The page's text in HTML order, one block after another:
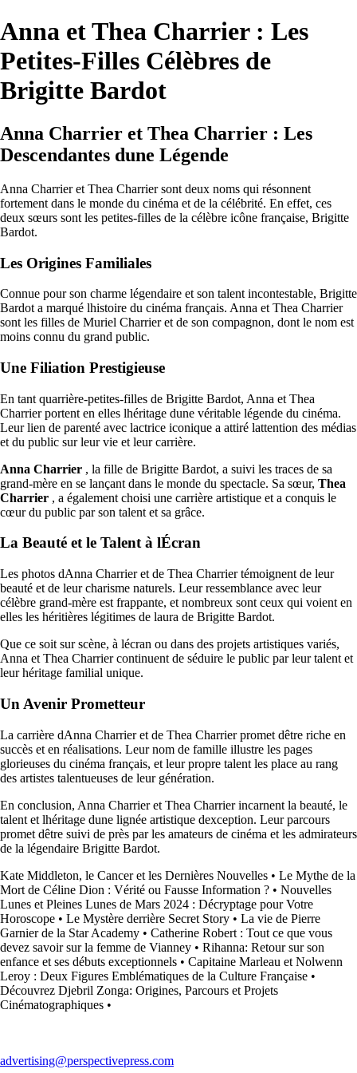
Anna et Thea Charrier : Les
Petites-Filles Célèbres de
Brigitte Bardot
Anna Charrier et Thea Charrier : Les
Descendantes dune Légende
Anna Charrier et Thea Charrier sont deux noms qui résonnent
fortement dans le monde du cinéma et de la célébrité. En effet, ces
deux sœurs sont les petites-filles de la célèbre icône française, Brigitte
Bardot.
Les Origines Familiales
Connue pour son charme légendaire et son talent incontestable, Brigitte
Bardot a marqué lhistoire du cinéma français. Anna et Thea Charrier
sont les filles de Muriel Charrier et de son compagnon, dont le nom est
moins connu du grand public.
Une Filiation Prestigieuse
En tant quarrière-petites-filles de Brigitte Bardot, Anna et Thea
Charrier portent en elles lhéritage dune véritable légende du cinéma.
Leur lien de parenté avec lactrice iconique a attiré lattention des médias
et du public sur leur vie et leur carrière.
Anna Charrier , la fille de Brigitte Bardot, a suivi les traces de sa
grand-mère en se lançant dans le monde du spectacle. Sa sœur, Thea
Charrier , a également choisi une carrière artistique et a conquis le
cœur du public par son talent et sa grâce.
La Beauté et le Talent à lÉcran
Les photos dAnna Charrier et de Thea Charrier témoignent de leur
beauté et de leur charisme naturels. Leur ressemblance avec leur
célèbre grand-mère est frappante, et nombreux sont ceux qui voient en
elles les héritières légitimes de laura de Brigitte Bardot.
Que ce soit sur scène, à lécran ou dans des projets artistiques variés,
Anna et Thea Charrier continuent de séduire le public par leur talent et
leur héritage familial unique.
Un Avenir Prometteur
La carrière dAnna Charrier et de Thea Charrier promet dêtre riche en
succès et en réalisations. Leur nom de famille illustre les pages
glorieuses du cinéma français, et leur propre talent les place au rang
des artistes talentueuses de leur génération.
En conclusion, Anna Charrier et Thea Charrier incarnent la beauté, le
talent et lhéritage dune lignée artistique dexception. Leur parcours
promet dêtre suivi de près par les amateurs de cinéma et les admirateurs
de la légendaire Brigitte Bardot.
Kate Middleton, le Cancer et les Dernières Nouvelles • Le Mythe de la
Mort de Céline Dion : Vérité ou Fausse Information ? • Nouvelles
Lunes et Pleines Lunes de Mars 2024 : Décryptage pour Votre
Horoscope • Le Mystère derrière Secret Story • La vie de Pierre
Garnier de la Star Academy • Catherine Robert : Tout ce que vous
devez savoir sur la femme de Vianney • Rihanna: Retour sur son
enfance et ses débuts exceptionnels • Capitaine Marleau et Nolwenn
Leroy : Deux Figures Emblématiques de la Culture Française •
Découvrez Djebril Zonga: Origines, Parcours et Projets
Cinématographiques •
advertising@perspectivepress.com